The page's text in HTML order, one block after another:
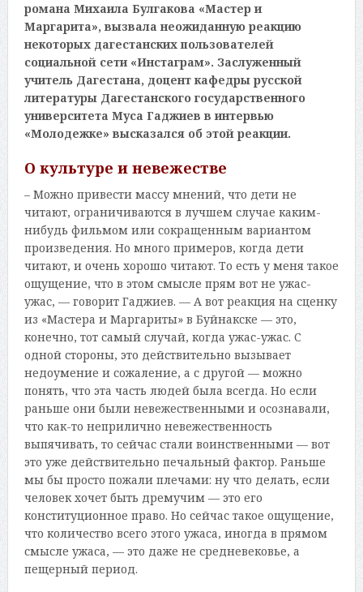
романа Михаила Булгакова «Мастер и
Маргарита», вызвала неожиданную реакцию
некоторых дагестанских пользователей
социальной сети «Инстаграм». Заслуженный
учитель Дагестана, доцент кафедры русской
литературы Дагестанского государственного
университета Муса Гаджиев в интервью
«Молодежке» высказался об этой реакции.
О культуре и невежестве
– Можно привести массу мнений, что дети не
читают, ограничиваются в лучшем случае каким-
нибудь фильмом или сокращенным вариантом
произведения. Но много примеров, когда дети
читают, и очень хорошо читают. То есть у меня такое
ощущение, что в этом смысле прям вот не ужас-
ужас, — говорит Гаджиев. — А вот реакция на сценку
из «Мастера и Маргариты» в Буйнакске — это,
конечно, тот самый случай, когда ужас-ужас. С
одной стороны, это действительно вызывает
недоумение и сожаление, а с другой — можно
понять, что эта часть людей была всегда. Но если
раньше они были невежественными и осознавали,
что как-то неприлично невежественность
выпячивать, то сейчас стали воинственными — вот
это уже действительно печальный фактор. Раньше
мы бы просто пожали плечами: ну что делать, если
человек хочет быть дремучим — это его
конституционное право. Но сейчас такое ощущение,
что количество всего этого ужаса, иногда в прямом
смысле ужаса, — это даже не средневековье, а
пещерный период.